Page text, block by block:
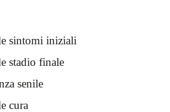
sintomi iniziali
stadio finale
senile
cura